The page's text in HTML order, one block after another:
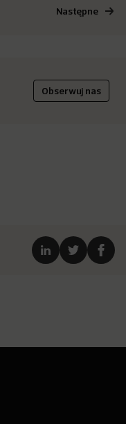
Następne
Obserwuj nas